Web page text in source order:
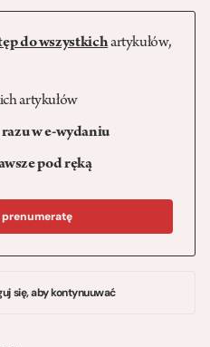
do wszystkichartykułów,
artykułów
w e-wydaniu
pod ręką
prenumeratę
się, aby kontynuuwać